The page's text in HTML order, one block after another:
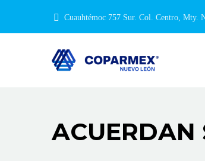
Cuauhtémoc 757 Sur. Col. Centro, Mty.
ACUERDAN